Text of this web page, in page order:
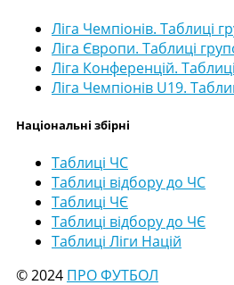
Ліга Чемпіонів. Таблиці
Ліга Європи. Таблиці
Ліга Конференцій.
Ліга Чемпіонів U19.
Національні збірні
Таблиці ЧС
Таблиці відбору до ЧС
Таблиці ЧЄ
Таблиці відбору до ЧЄ
Таблиці Ліги Націй
© 2024 ПРО ФУТБОЛ